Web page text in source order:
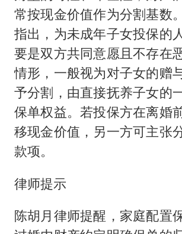
常按现金价值作为分割基数
指出，为未成年子女投保的
要是双方共同意愿且不存在
情形，一般视为对子女的赠
予分割，由直接抚养子女的
保单权益。若投保方在离婚
移现金价值，另一方可主张
款项。
律师提示
陈胡月律师提醒，家庭配置